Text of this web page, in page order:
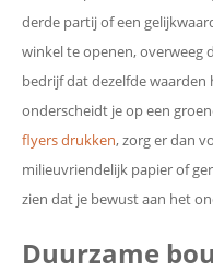
derde partij of een
winkel te openen, overweeg
bedrijf dat dezelfde waarden
onderscheidt je op een
flyers drukken, zorg er dan
milieuvriendelijk papier of
zien dat je bewust aan het
Duurzame